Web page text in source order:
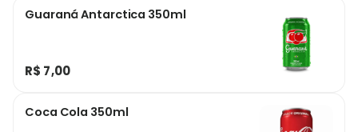
Guaraná Antarctica 350ml
R$ 7,00
Coca Cola 350ml